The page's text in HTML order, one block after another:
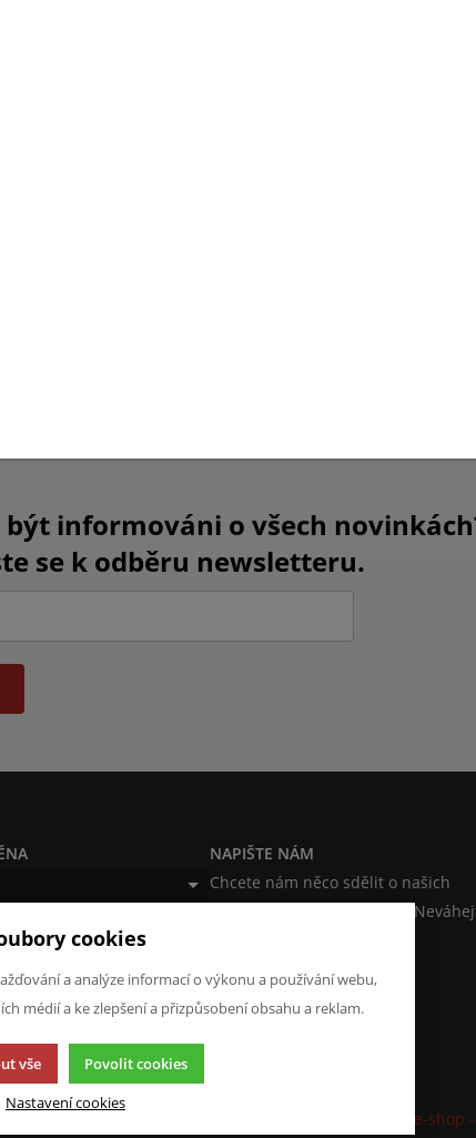
být informováni o všech
se k odběru newsletteru.
NAPIŠTE NÁM
Chcete nám něco sdělit o našich
produktech nebo e-shopu?
Chci napsat zprávu
K2 e-
cookies
a analýze informací o výkonu a používání webu,
médií a ke zlepšení a přizpůsobení obsahu a reklam.
vše Povolit cookies
Nastavení cookies